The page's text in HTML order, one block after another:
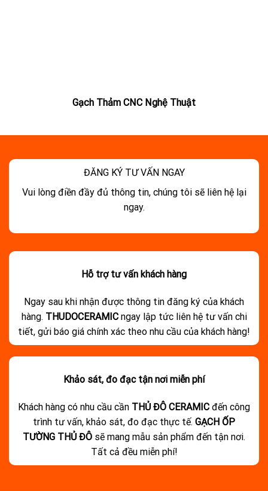
Gạch Thảm CNC Nghệ Thuật
ĐĂNG KÝ TƯ VẤN NGAY
Vui lòng điền đầy đủ thông tin, chúng tôi sẽ liên hệ lại
ngay.
Hỗ trợ tư vấn khách hàng
Ngay sau khi nhận được thông tin đăng ký của khách
hàng. THUDOCERAMIC ngay lập tức liên hệ tư vấn chi
tiết, gửi báo giá chính xác theo nhu cầu của khách hàng!
Khảo sát, đo đạc tận nơi miễn phí
Khách hàng có nhu cầu cần THỦ ĐÔ CERAMIC đến công
trình tư vấn, khảo sát, đo đạc thực tế. GẠCH ỐP
TƯỜNG THỦ ĐÔ sẽ mang mẫu sản phẩm đến tận nơi.
Tất cả đều miễn phí!